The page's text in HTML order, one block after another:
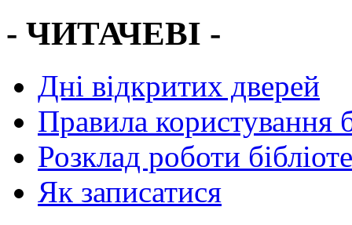
- ЧИТАЧЕВІ -
Дні відкритих дверей
Правила користування
Розклад роботи
Як записатися